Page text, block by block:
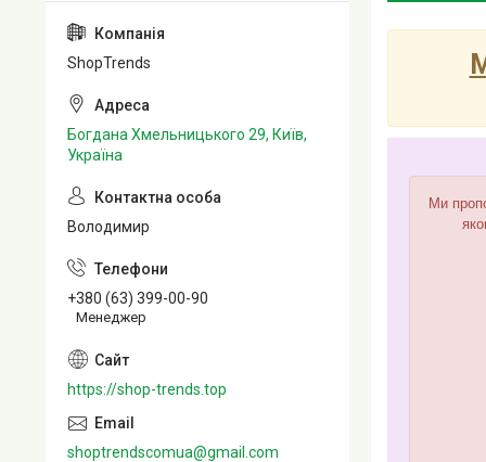
Ми
ShopTrends
Богдана Хмельницького 29, Київ,
Україна
Володимир
+380 (63) 399-00-90
Менеджер
https://shop-trends.top
shoptrendscomua@gmail.com